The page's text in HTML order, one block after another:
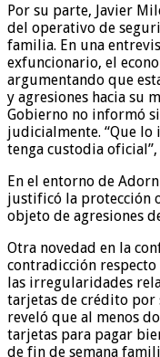
Por su parte, Javier
del operativo de
familia. En una
exfuncionario, el
argumentando que
y agresiones hacia su
Gobierno no informó
judicialmente. “Que
tenga custodia oficial”,
En el entorno de
justificó la protección
objeto de agresiones
Otra novedad en la
contradicción
las irregularidades
tarjetas de crédito por
reveló que al menos
tarjetas para pagar
de fin de semana